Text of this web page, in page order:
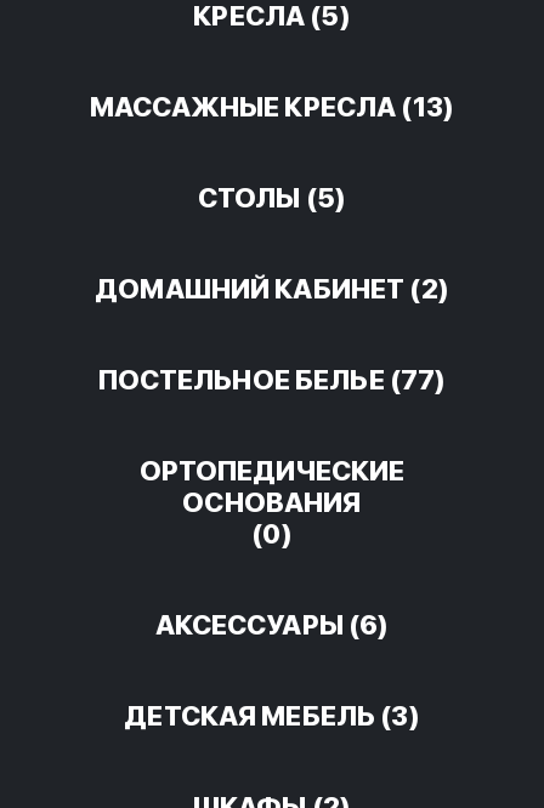
КРЕСЛА (5)
МАССАЖНЫЕ КРЕСЛА (13)
СТОЛЫ (5)
ДОМАШНИЙ КАБИНЕТ (2)
ПОСТЕЛЬНОЕ БЕЛЬЕ (77)
ОРТОПЕДИЧЕСКИЕ
ОСНОВАНИЯ
(0)
АКСЕССУАРЫ (6)
ДЕТСКАЯ МЕБЕЛЬ (3)